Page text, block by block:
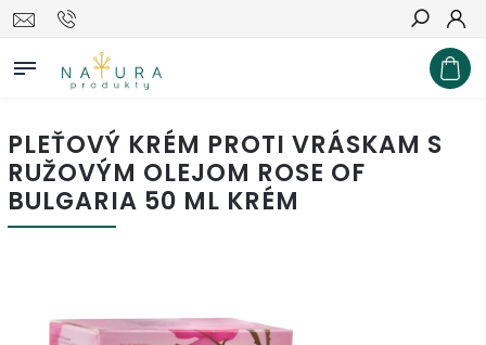
Hľadať
PLEŤOVÝ KRÉM PROTI VRÁSKAM S
RUŽOVÝM OLEJOM ROSE OF
BULGARIA 50 ML KRÉM